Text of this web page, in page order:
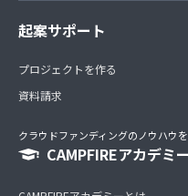
起案サポート
プロジェクトを作る
資料請求
クラウドファンディングのノウハウ
CAMPFIREアカデミー